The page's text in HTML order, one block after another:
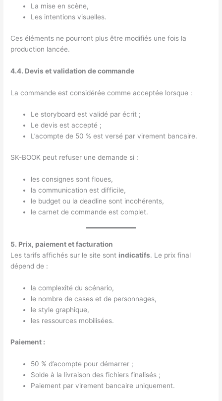
La mise en scène,
Les intentions visuelles.
Ces éléments ne pourront plus être modifiés une fois la
production lancée.
4.4. Devis et validation de commande
La commande est considérée comme acceptée lorsque :
Le storyboard est validé par écrit ;
Le devis est accepté ;
L’acompte de 50 % est versé par virement bancaire.
SK-BOOK peut refuser une demande si :
les consignes sont floues,
la communication est difficile,
le budget ou la deadline sont incohérents,
le carnet de commande est complet.
5. Prix, paiement et facturation
Les tarifs affichés sur le site sont indicatifs. Le prix final
dépend de :
la complexité du scénario,
le nombre de cases et de personnages,
le style graphique,
les ressources mobilisées.
Paiement :
50 % d’acompte pour démarrer ;
Solde à la livraison des fichiers finalisés ;
Paiement par virement bancaire uniquement.